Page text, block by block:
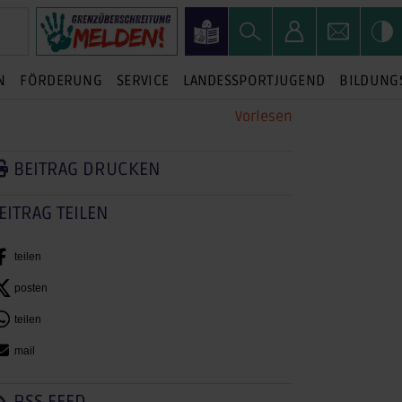
FÖRDERUNG SERVICE LANDESSPORTJUGEND
Vorlesen
BEITRAG DRUCKEN
TEILEN
teilen
posten
teilen
mail